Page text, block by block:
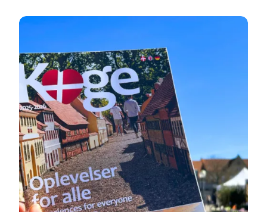
Se flere tips til Køgeområdet i Køge Guiden 2024/25